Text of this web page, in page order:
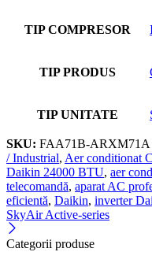
TIP COMPRESOR
TIP PRODUS
TIP UNITATE
SKU: FAA71B-ARXM71A
/ Industrial, Aer conditionat
Daikin 24000 BTU, aer
telecomandă, aparat AC
eficientă, Daikin, inverter
SkyAir Active-series
Categorii produse